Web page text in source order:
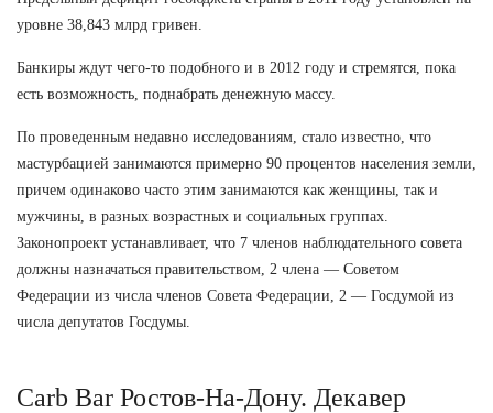
уровне 38,843 млрд гривен.
Банкиры ждут чего-то подобного и в 2012 году и стремятся, пока
есть возможность, поднабрать денежную массу.
По проведенным недавно исследованиям, стало известно, что
мастурбацией занимаются примерно 90 процентов населения земли,
причем одинаково часто этим занимаются как женщины, так и
мужчины, в разных возрастных и социальных группах.
Законопроект устанавливает, что 7 членов наблюдательного совета
должны назначаться правительством, 2 члена — Советом
Федерации из числа членов Совета Федерации, 2 — Госдумой из
числа депутатов Госдумы.
Carb Bar Ростов-На-Дону. Декавер